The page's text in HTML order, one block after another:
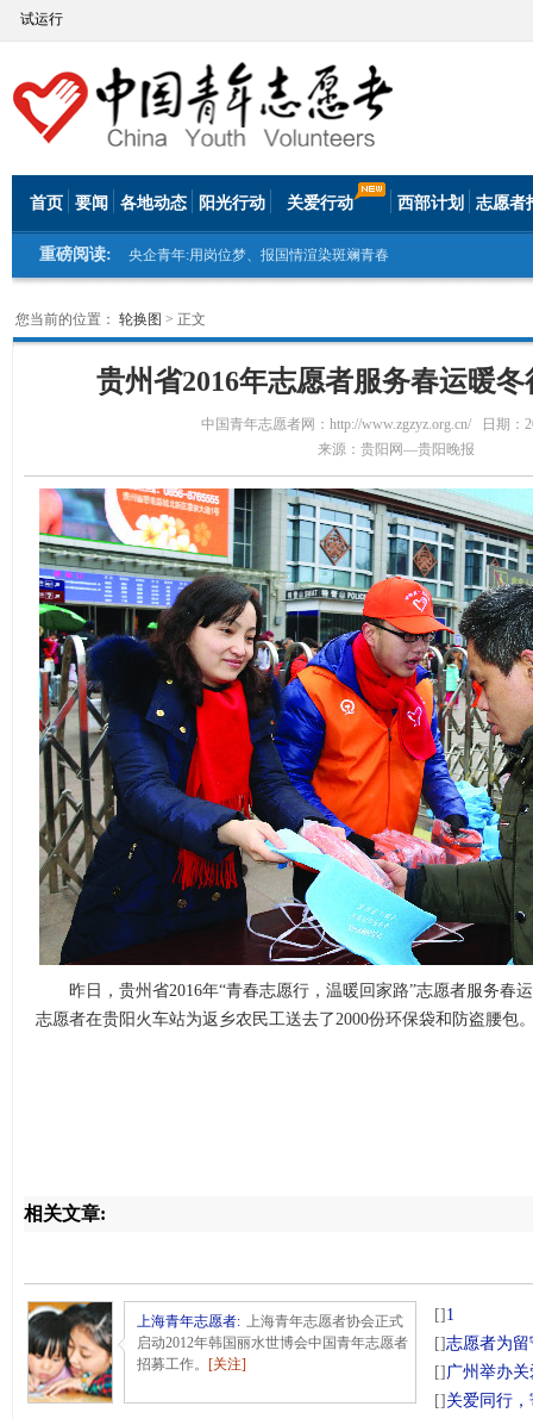
试运行
首页 要闻 各地动态 阳光行动 关爱行动 西部计划 志愿者
重磅阅读: 央企青年:用岗位梦、报国情渲染斑斓青春
您当前的位置： 轮换图 > 正文
贵州省2016年志愿者服务春运暖
中国青年志愿者网：http://www.zgzyz.org.cn/日期：
来源：贵阳网—贵阳晚报
昨日，贵州省2016年“青春志愿行，温暖回家路”志愿者服务春
志愿者在贵阳火车站为返乡农民工送去了2000份环保袋和防盗腰包
相关文章:
上海青年志愿者: 上海青年志愿者协会正式
启动2012年韩国丽水世博会中国青年志愿者
招募工作。 [关注]
[] 1
[]志愿者为
[] 广州举办
[] 关爱同行